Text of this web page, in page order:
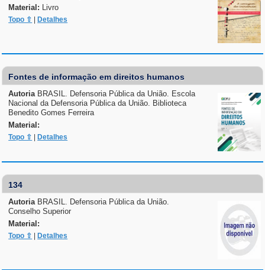
Material:
Livro
Topo ⇧ Detalhes
Fontes de informação em direitos humanos
Autoria BRASIL. Defensoria Pública da União. Escola
Nacional da Defensoria Pública da União. Biblioteca
Benedito Gomes Ferreira
Material:
Topo ⇧ Detalhes
134
Autoria BRASIL. Defensoria Pública da União.
Conselho Superior
Material:
Topo ⇧ Detalhes